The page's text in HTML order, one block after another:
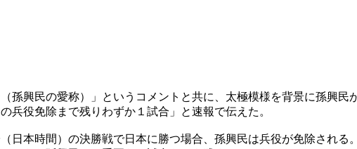
興民の愛称）」というコメントと共に、太極模様を背景に孫興民
兵役免除まで残りわずか１試合」と速報で伝えた。
本時間）の決勝戦で日本に勝つ場合、孫興民は兵役が免除される